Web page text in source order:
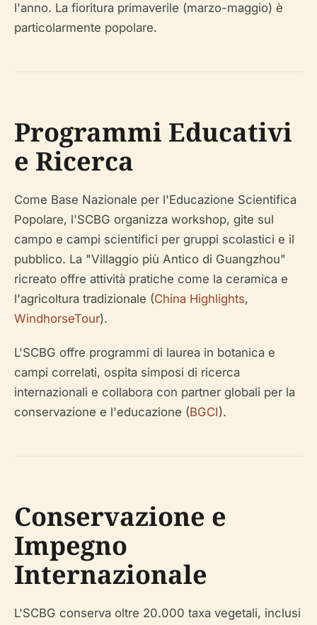
l'anno. La fioritura primaverile (marzo-maggio) è
particolarmente popolare.
Programmi Educativi
e Ricerca
Come Base Nazionale per l'Educazione Scientifica
Popolare, l'SCBG organizza workshop, gite sul
campo e campi scientifici per gruppi scolastici e il
pubblico. La "Villaggio più Antico di Guangzhou"
ricreato offre attività pratiche come la ceramica e
l'agricoltura tradizionale (China Highlights,
WindhorseTour).
L'SCBG offre programmi di laurea in botanica e
campi correlati, ospita simposi di ricerca
internazionali e collabora con partner globali per la
conservazione e l'educazione (BGCI).
Conservazione e
Impegno
Internazionale
L'SCBG conserva oltre 20.000 taxa vegetali, inclusi